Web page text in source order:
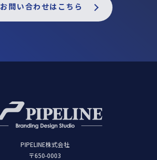
お問い合わせはこちら
PIPELINE株式会社
〒650-0003